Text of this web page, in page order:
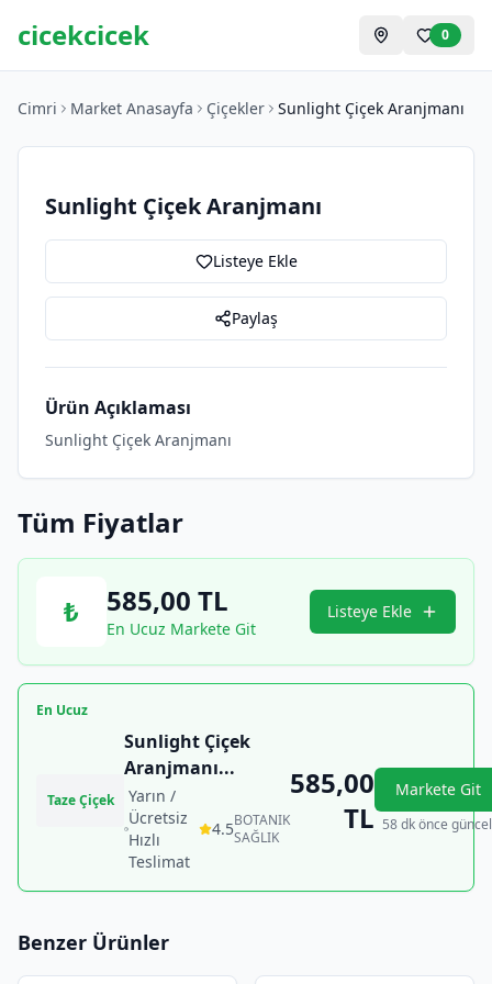
cicekcicek 0
Cimri Market Anasayfa Çiçekler Sunlight Çiçek Aranjmanı
Sunlight Çiçek Aranjmanı
Listeye Ekle
Paylaş
Ürün Açıklaması
Sunlight Çiçek Aranjmanı
Tüm Fiyatlar
₺ 585,00 TL
En Ucuz Markete Git
Listeye Ekle
En Ucuz
Taze Çiçek
Sunlight Çiçek
Aranjmanı...
Yarın /
Ücretsiz
Hızlı
Teslimat
4.5BOTANIK
SAĞLIK
585,00
TL
Markete Git
58 dk önce
Benzer Ürünler